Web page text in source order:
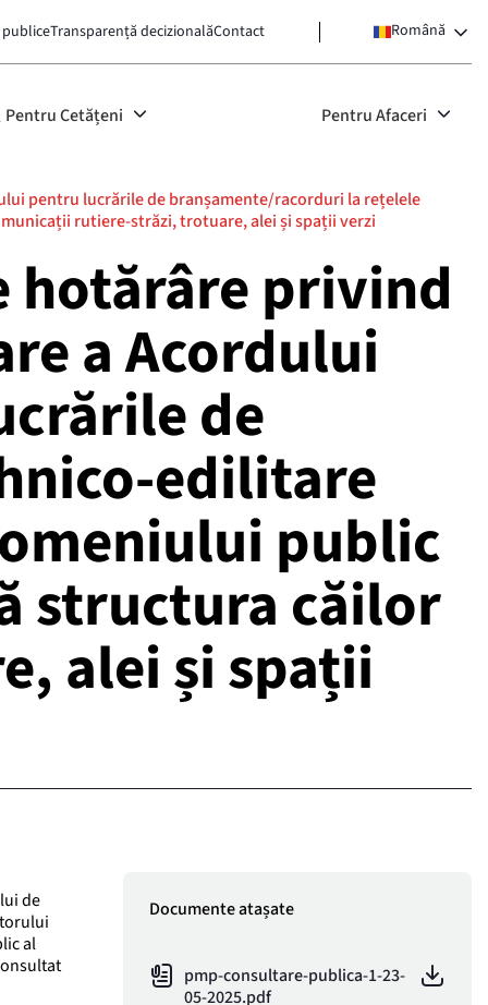
Transparență decizionalăContact Română
Pentru Cetățeni Pentru Afaceri
pentru lucrările de branșamente/racorduri la rețelele
rutiere-străzi, trotuare, alei și spații verzi
hotărâre privind
a Acordului
de
edilitare
public
structura căilor
alei și spații
de
al
Documente atașate
pmp-consultare-publica-1-23-
05-2025.pdf